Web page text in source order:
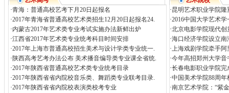
·青海：普通高校艺考下月20日起报名
·2017年青海省普通高校艺术类招生12月20日起报名24.
·内蒙古2017年艺术类专业考试实施办法新鲜出炉
·江西省2017年艺术类专业统考科目时间安排
·2017年上海市普通高校招生美术与设计学类专业统一.
·陕西高考艺考办法公布 美术播音编导类专业课全省统.
·2017年陕西省普通高校艺术类专业统考目录
·2017年陕西省省内院校音乐类、舞蹈类专业联考目录.
·2017年陕西省省内院校表演类校考专业
·昆明艺术职业学院
·2016中国大学艺术
·北京电影学院现代
·海口经济学院设立南
·上海戏剧学院牵手
·今年高招郑州大学
·长春电影职业学院完
·中国美术学院88周
·南京艺术学院：“紫